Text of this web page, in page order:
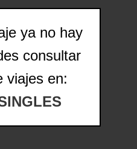
ya no hay
consultar
viajes en: